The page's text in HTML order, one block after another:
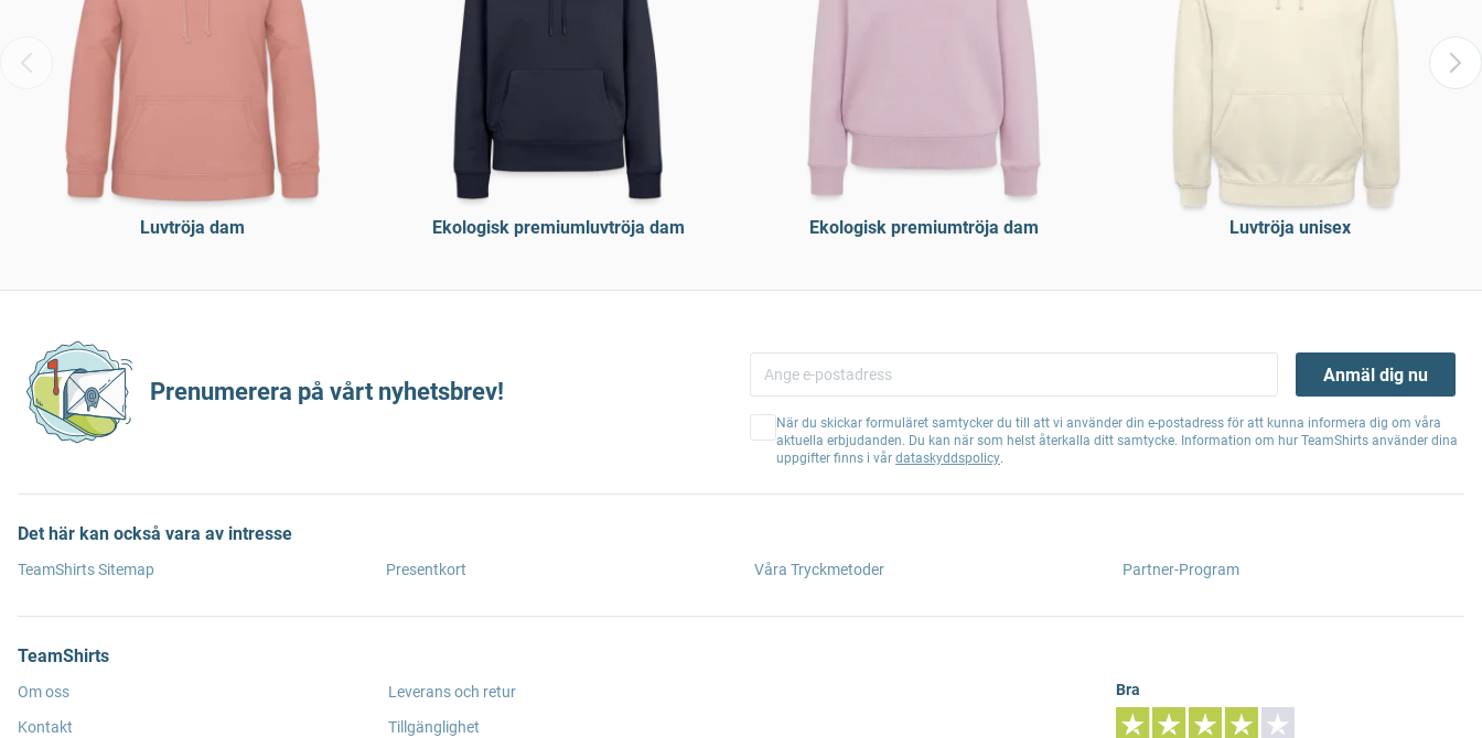
Luvtröja dam Ekologisk premiumluvtröja dam Ekologisk premiumtröja dam Luvtröja unisex
Prenumerera på vårt nyhetsbrev!
Anmäl dig nu
När du skickar formuläret samtycker du till att vi använder din e-postadress för att kunna informera dig om våra
aktuella erbjudanden. Du kan när som helst återkalla ditt samtycke. Information om hur TeamShirts använder dina
uppgifter finns i vår dataskyddspolicy.
Det här kan också vara av intresse
TeamShirts Sitemap Presentkort Våra Tryckmetoder Partner-Program
TeamShirts
Om oss
Kontakt
Leverans och retur
Tillgänglighet
Bra